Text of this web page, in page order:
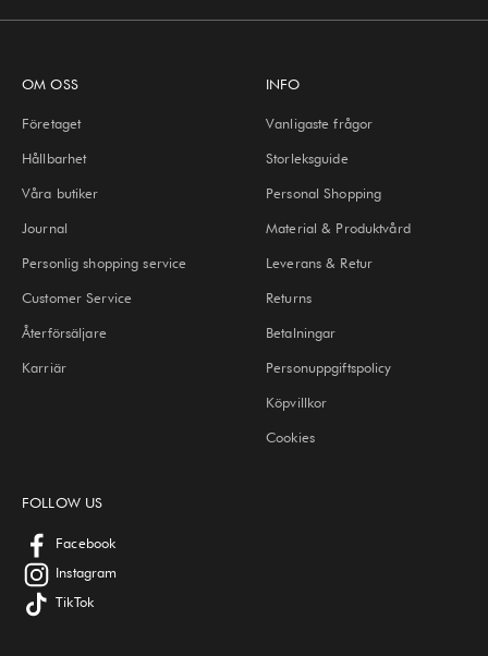
OM OSS
Företaget
Hållbarhet
Våra butiker
Journal
Personlig shopping service
Customer Service
Återförsäljare
Karriär
INFO
Vanligaste frågor
Storleksguide
Personal Shopping
Material & Produktvård
Leverans & Retur
Returns
Betalningar
Personuppgiftspolicy
Köpvillkor
Cookies
FOLLOW US
Facebook
Instagram
TikTok